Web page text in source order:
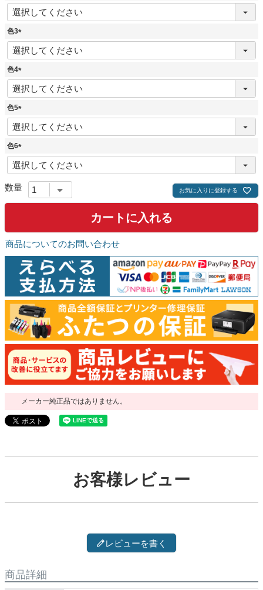
(
必
色3
(
必
色4
(
必
色5
(
必
色6
(
必
)
お気に入りに登録する
カートに入れる
商品についてのお問い合わせ
メーカー純正品ではありません。
お客様レビュー
レビューを書く
商品詳細